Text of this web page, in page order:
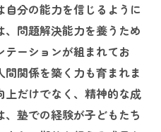
分の能力を信じるように
問題解決能力を養うため
ーションが組まれてお
関係を築く力も育まれま
だけでなく、精神的な成
塾での経験が子どもたち